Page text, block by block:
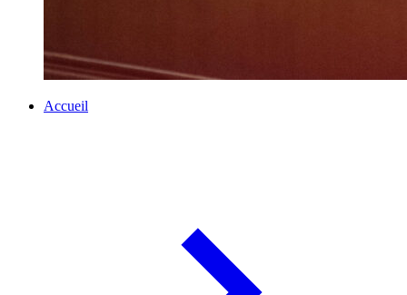
Accueil